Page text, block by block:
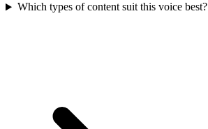
Which types of content suit this voice best?